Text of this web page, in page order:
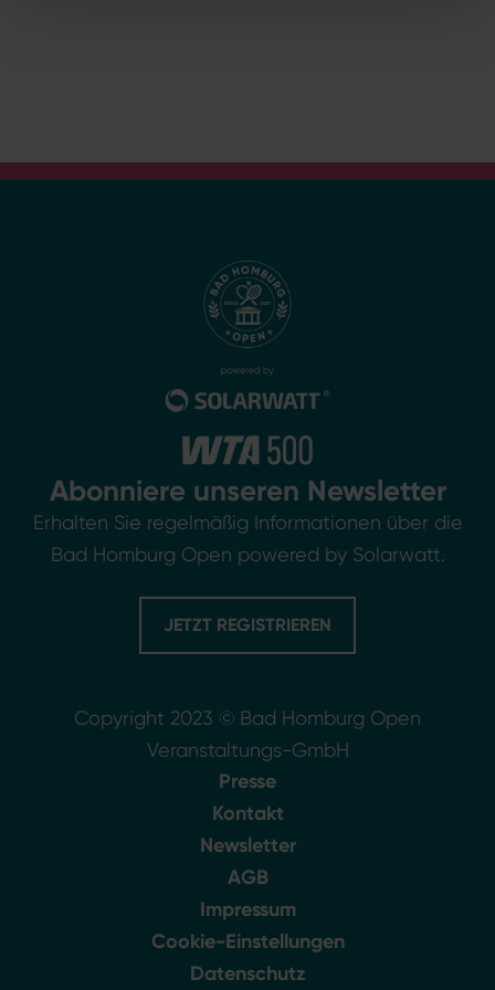
Abonniere unseren Newsletter
Erhalten Sie regelmäßig Informationen über die
Bad Homburg Open powered by Solarwatt.
JETZT REGISTRIEREN
Copyright 2023 © Bad Homburg Open
Veranstaltungs-GmbH
Presse
Kontakt
Newsletter
AGB
Impressum
Cookie-Einstellungen
Datenschutz